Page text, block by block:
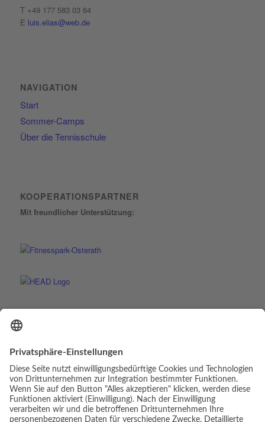
T +49 177 583 03 64
E luis.elias@web.de
NAVIGATION
Start
Sommer-Camps
Über die Tennisschule
KOOPERATIONSPARTNER
Mit freundlicher Unterstützung: